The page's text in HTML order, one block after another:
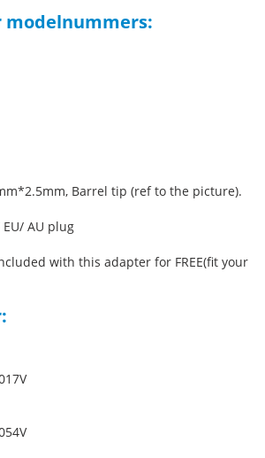
modelnummers:
Barrel tip (ref to the picture).
EU/ AU plug
with this adapter for FREE(fit your